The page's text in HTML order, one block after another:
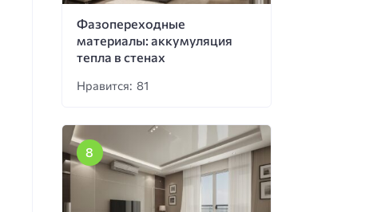
Фазопереходные
материалы: аккумуляция
тепла в стенах
Нравится: 81